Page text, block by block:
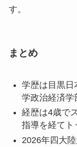
す。
まとめ
学歴は目黒日
学政治経済学
経歴は4歳で
指導を経てト
2026年四大